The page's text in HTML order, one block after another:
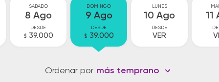
SABADO
8 Ago
DESDE
$ 39.000
DOMINGO
9 Ago
DESDE
$ 39.000
LUNES
10 Ago
DESDE
VER
11
Ordenar por más temprano